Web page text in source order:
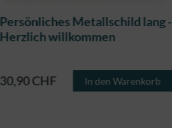
Persönliches Metallschild lang -
Herzlich willkommen
30,90 CHF In den Warenkorb